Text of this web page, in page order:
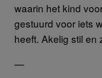
waarin het kind
gestuurd voor iets
heeft. Akelig stil en
—